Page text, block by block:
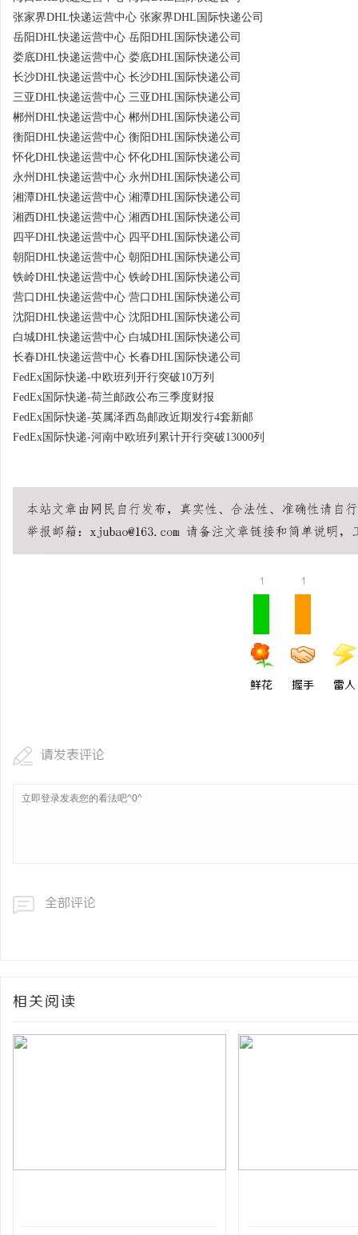
张家界DHL快递运营中心 张家界DHL国际快递公司
岳阳DHL快递运营中心 岳阳DHL国际快递公司
娄底DHL快递运营中心 娄底DHL国际快递公司
长沙DHL快递运营中心 长沙DHL国际快递公司
三亚DHL快递运营中心 三亚DHL国际快递公司
郴州DHL快递运营中心 郴州DHL国际快递公司
衡阳DHL快递运营中心 衡阳DHL国际快递公司
怀化DHL快递运营中心 怀化DHL国际快递公司
永州DHL快递运营中心 永州DHL国际快递公司
湘潭DHL快递运营中心 湘潭DHL国际快递公司
湘西DHL快递运营中心 湘西DHL国际快递公司
四平DHL快递运营中心 四平DHL国际快递公司
朝阳DHL快递运营中心 朝阳DHL国际快递公司
铁岭DHL快递运营中心 铁岭DHL国际快递公司
营口DHL快递运营中心 营口DHL国际快递公司
沈阳DHL快递运营中心 沈阳DHL国际快递公司
白城DHL快递运营中心 白城DHL国际快递公司
长春DHL快递运营中心 长春DHL国际快递公司
FedEx国际快递-中欧班列开行突破10万列
FedEx国际快递-荷兰邮政公布三季度财报
FedEx国际快递-英属泽西岛邮政近期发行4套新邮
FedEx国际快递-河南中欧班列累计开行突破13000列
1
鲜花
1
握手 雷人
请发表评论
全部评论
相关阅读